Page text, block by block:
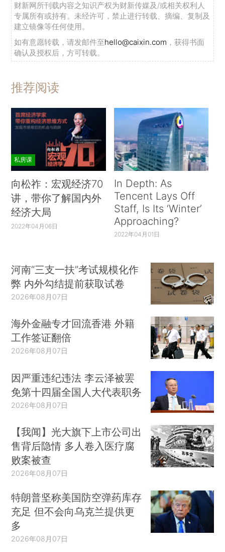
财新网所刊载内容之知识产权为财新传媒及/或相关权利人
专属所有或持有。未经许可，禁止进行转载、摘编、复制及
建立镜像等任何使用。
如有意愿转载，请发邮件至hello@caixin.com ，获得书面
确认及授权后，方可转载。
推荐阅读
私房课
向松祚：宏观经济70
讲，带你了解国内外
经济大局
2022年04月06日
In Depth: As
Tencent Lays Off
Staff, Is Its ‘Winter’
Approaching?
2022年04月01日
河南“三支一扶”考试规模化作
弊 内外勾结提前获取试卷
2026年08月07日
海外金融专才回流香港 外籍
工作签证翻倍
2026年08月07日
因严重违纪违法 李云泽被罢
免第十四届全国人大代表职务
2026年08月07日
【我闻】光大旗下上市公司出
售背后隐情 多人卷入医疗腐
败案被查
2026年08月07日
特朗普坚称美国防空弹药库存
充足 但不会向乌克兰提供更
多
2026年08月07日